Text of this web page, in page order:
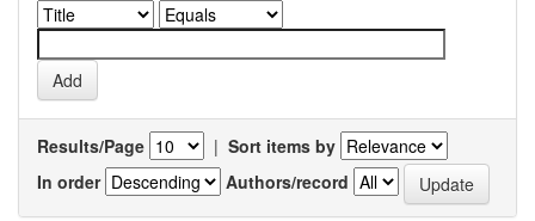
Results/Page | Sort items by
In order
Authors/record